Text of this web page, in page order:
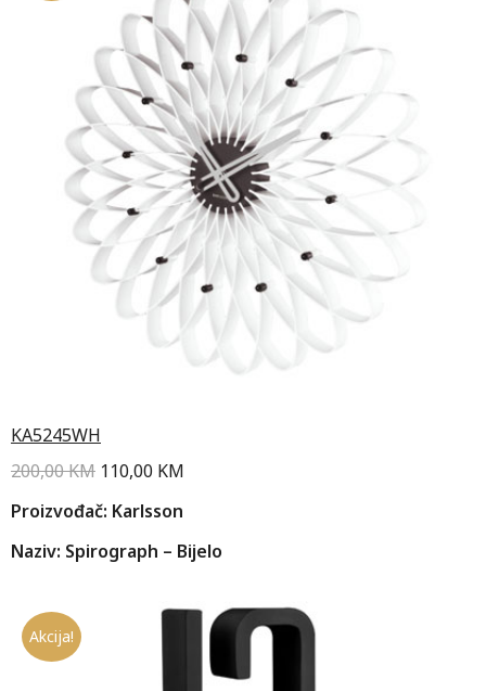
KA5245WH
200,00KM 110,00 KM
Proizvođač: Karlsson
Naziv: Spirograph – Bijelo
Akcija!